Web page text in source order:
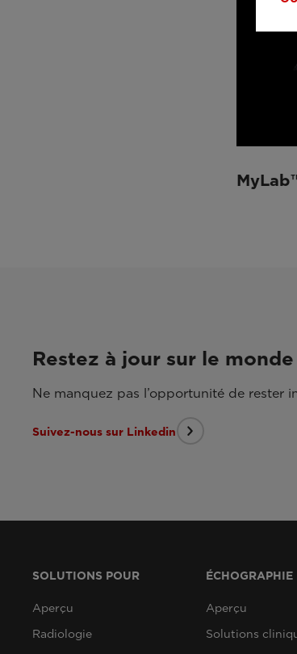
Restez à jour sur le
Ne manquez pas l’opportunité de rester
Suivez-nous sur Linkedin
SOLUTIONS POUR
Aperçu
Radiologie
ÉCHOGRAPHIE
Aperçu
Solutions